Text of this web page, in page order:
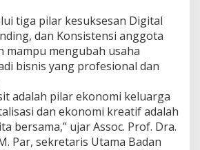
tiga pilar kesuksesan Digital
dan Konsistensi anggota
mampu mengubah usaha
bisnis yang profesional dan
adalah pilar ekonomi keluarga
dan ekonomi kreatif adalah
bersama,” ujar Assoc. Prof. Dra.
Par, sekretaris Utama Badan